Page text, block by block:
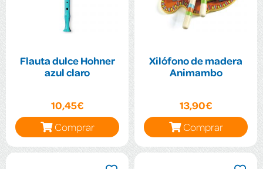
Flauta dulce Hohner
azul claro
10,45€
Comprar
Xilófono de madera
Animambo
13,90€
Comprar